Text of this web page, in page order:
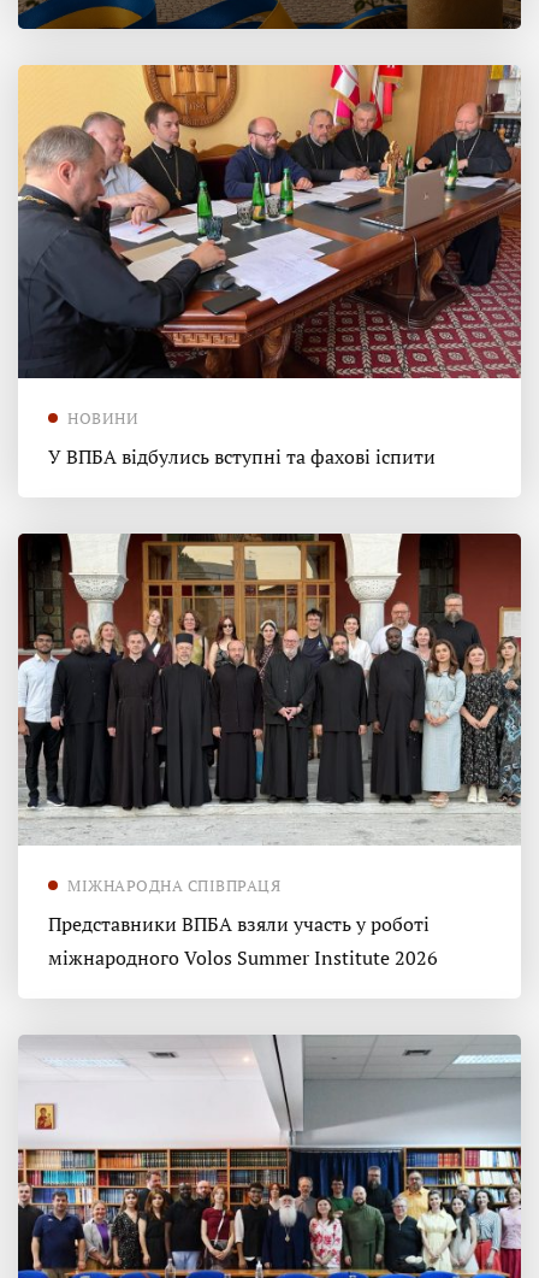
НОВИНИ
У ВПБА відбулись вступні та фахові іспити
МІЖНАРОДНА СПІВПРАЦЯ
Представники ВПБА взяли участь у роботі
міжнародного Volos Summer Institute 2026